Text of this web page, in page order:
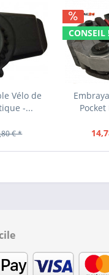
Vélo de
-...
€ *
CONSEIL